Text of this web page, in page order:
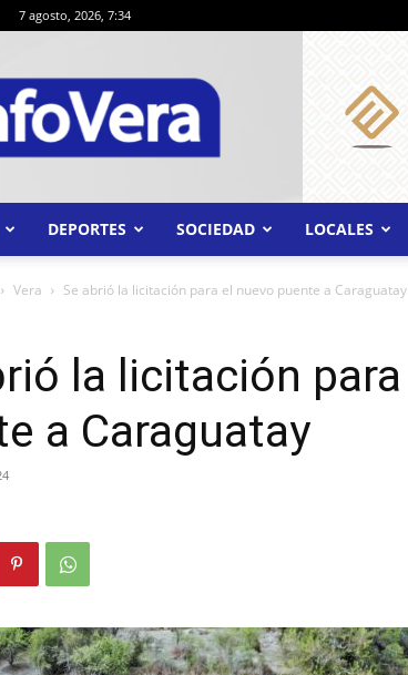
7 agosto, 2026, 7:34
INFO
VERA
DEPORTES SOCIEDAD LOCALES
Vera Se abrió la licitación para el nuevo puente a Caraguatay
la licitación
a Caraguatay